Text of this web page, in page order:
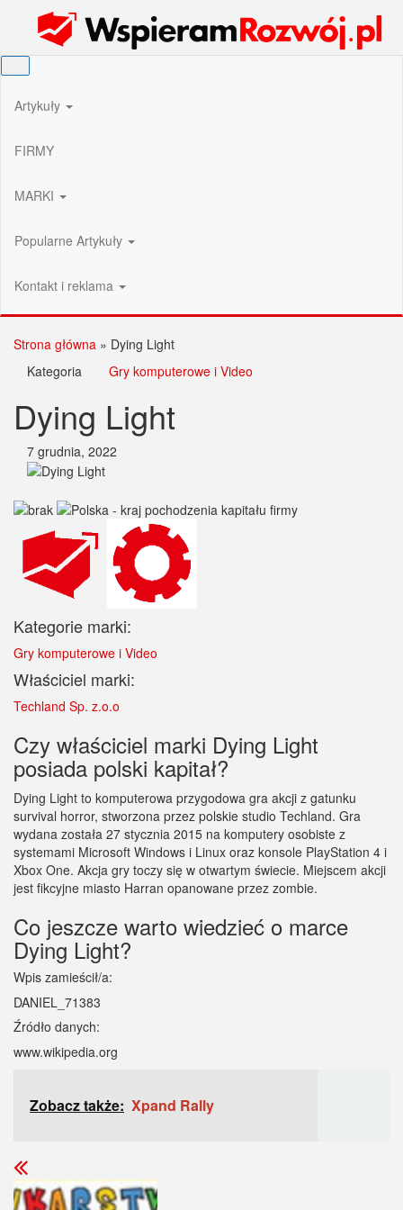
Wspieram Rozwój PL
Artykuły
FIRMY
MARKI
Popularne Artykuły
Kontakt i reklama
Strona główna » Dying Light
Kategoria
Gry komputerowe i Video
Dying Light
7 grudnia, 2022
Kategorie marki:
Gry komputerowe i Video
Właściciel marki:
Techland Sp. z.o.o
Czy właściciel marki Dying Light
posiada polski kapitał?
Dying Light to komputerowa przygodowa gra akcji z gatunku
survival horror, stworzona przez polskie studio Techland. Gra
wydana została 27 stycznia 2015 na komputery osobiste z
systemami Microsoft Windows i Linux oraz konsole PlayStation 4 i
Xbox One. Akcja gry toczy się w otwartym świecie. Miejscem akcji
jest fikcyjne miasto Harran opanowane przez zombie.
Co jeszcze warto wiedzieć o marce
Dying Light?
Wpis zamieścił/a:
DANIEL_71383
Źródło danych:
www.wikipedia.org
Zobacz także: Xpand Rally